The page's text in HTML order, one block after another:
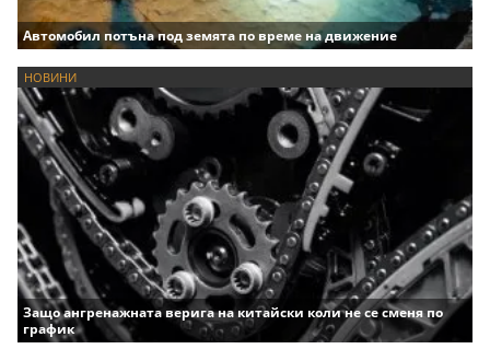
Автомобил потъна под земята по време на движение
НОВИНИ
Защо ангренажната верига на китайски коли не се сменя по
график